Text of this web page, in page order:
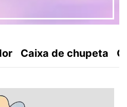
Caixa de chupeta